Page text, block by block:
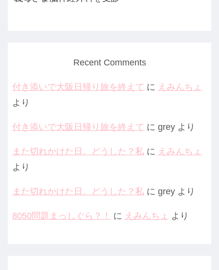
Recent Comments
付き添いで大阪日帰り旅を終えて に えみんちょ
より
付き添いで大阪日帰り旅を終えて に grey より
また切れかけた日。どうした？私 に えみんちょ
より
また切れかけた日。どうした？私 に grey より
8050問題まっしぐら？！ に えみんちょ より